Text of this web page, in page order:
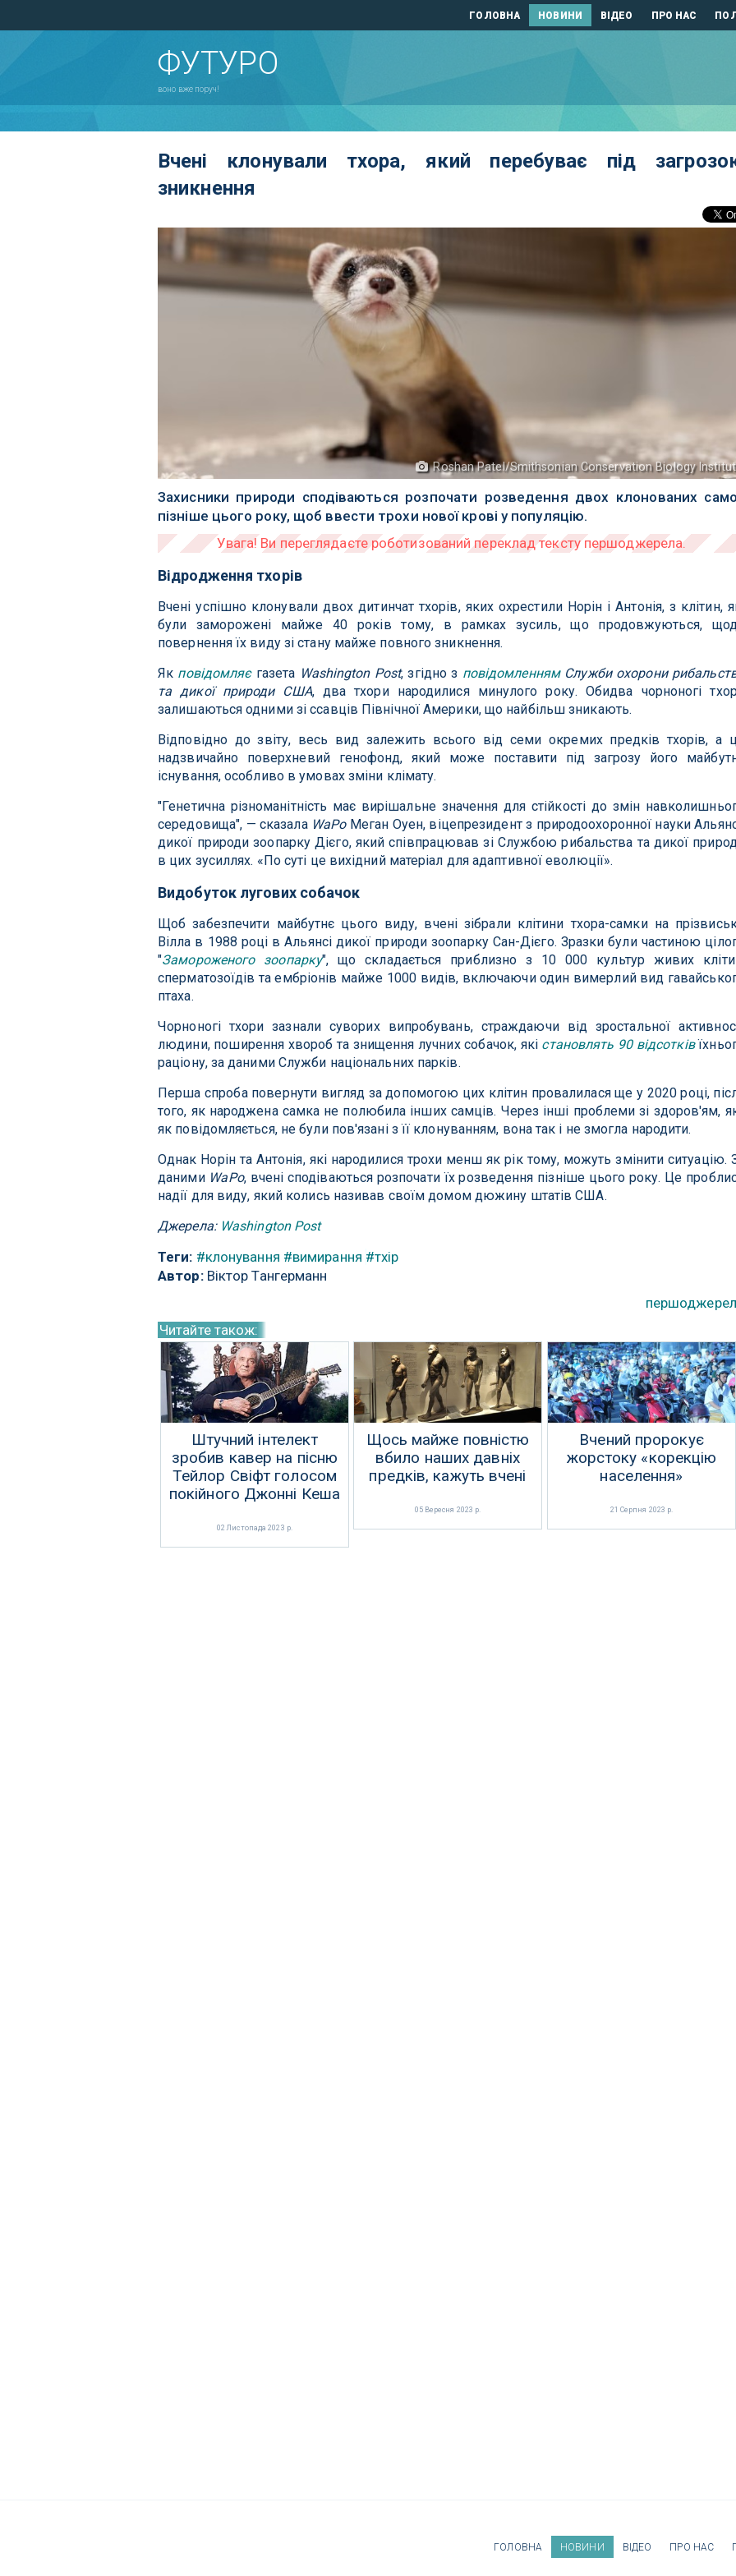
ГОЛОВНА НОВИНИ ВІДЕО ПРО НАС
ФУТУРО
воно вже поруч!
Вчені клонували тхора, який перебуває під
зникнення
Roshan Patel/Smithsonian Conservation Biology
Захисники природи сподіваються розпочати розведення двох клонованих
пізніше цього року, щоб ввести трохи нової крові у популяцію.
Відродження тхорів
Вчені успішно клонували двох дитинчат тхорів, яких охрестили Норін і Антонія, з клітин,
були заморожені майже 40 років тому, в рамках зусиль, що продовжуються,
повернення їх виду зі стану майже повного зникнення.
Як повідомляєгазета Washington Post, згідно з повідомленням Служби охорони
та дикої природи США, два тхори народилися минулого року. Обидва чорноногі
залишаються одними зі ссавців Північної Америки, що найбільш зникають.
Відповідно до звіту, весь вид залежить всього від семи окремих предків тхорів, а
надзвичайно поверхневий генофонд, який може поставити під загрозу його
існування, особливо в умовах зміни клімату.
"Генетична різноманітність має вирішальне значення для стійкості до змін
середовища", — сказала WaPoМеган Оуен, віцепрезидент з природоохоронної науки
дикої природи зоопарку Дієго, який співпрацював зі Службою рибальства та дикої
в цих зусиллях. «По суті це вихідний матеріал для адаптивної еволюції».
Видобуток лугових собачок
Щоб забезпечити майбутнє цього виду, вчені зібрали клітини тхора-самки на
Вілла в 1988 році в Альянсі дикої природи зоопарку Сан-Дієго. Зразки були частиною
"Замороженого зоопарку", що складається приблизно з 10 000 культур живих
сперматозоїдів та ембріонів майже 1000 видів, включаючи один вимерлий вид
птаха.
Чорноногі тхори зазнали суворих випробувань, страждаючи від зростальної
людини, поширення хвороб та знищення лучних собачок, які становлять 90 відсотків
раціону, за даними Служби національних парків.
Перша спроба повернути вигляд за допомогою цих клітин провалилася ще у 2020 році,
того, як народжена самка не полюбила інших самців. Через інші проблеми зі здоров'ям,
як повідомляється, не були пов'язані з її клонуванням, вона так і не змогла народити.
Однак Норін та Антонія, які народилися трохи менш як рік тому, можуть змінити ситуацію.
даними WaPo, вчені сподіваються розпочати їх розведення пізніше цього року. Це
надії для виду, який колись називав своїм домом дюжину штатів США.
Джерела: Washington Post
Теги: #клонування #вимирання #тхір
Автор:Віктор Тангерманн
Читайте також:
Штучний інтелект
зробив кавер на пісню
Тейлор Свіфт голосом
покійного Джонні Кеша
02 Листопада 2023 р.
Щось майже повністю
вбило наших давніх
предків, кажуть вчені
05 Вересня 2023 р.
Вчений пророкує
жорстоку «корекцію
населення»
21 Серпня 2023 р.
ГОЛОВНА НОВИНИ ВІДЕО ПРО НАС